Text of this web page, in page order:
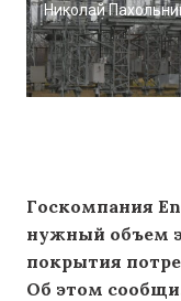
Николай
Госкомпания
нужный объем
покрытия
Об этом